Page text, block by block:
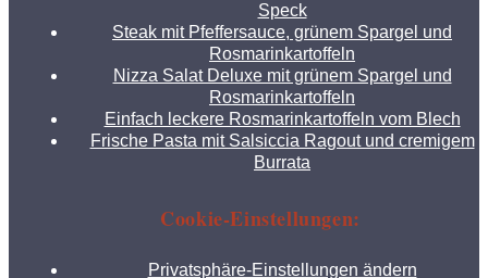
Speck
Steak mit Pfeffersauce, grünem Spargel und
Rosmarinkartoffeln
Nizza Salat Deluxe mit grünem Spargel und
Rosmarinkartoffeln
Einfach leckere Rosmarinkartoffeln vom Blech
Frische Pasta mit Salsiccia Ragout und cremigem
Burrata
Cookie-Einstellungen:
Privatsphäre-Einstellungen ändern